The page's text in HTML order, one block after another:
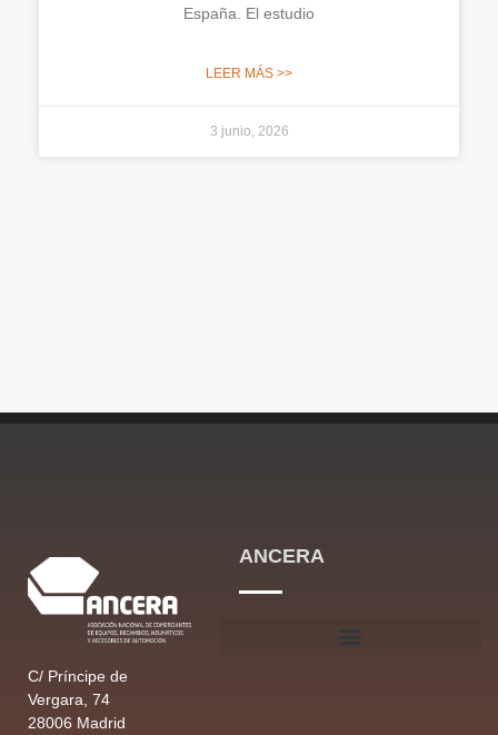
España. El estudio
LEER MÁS >>
3 junio, 2026
C/ Príncipe de
Vergara, 74
28006 Madrid
ANCERA